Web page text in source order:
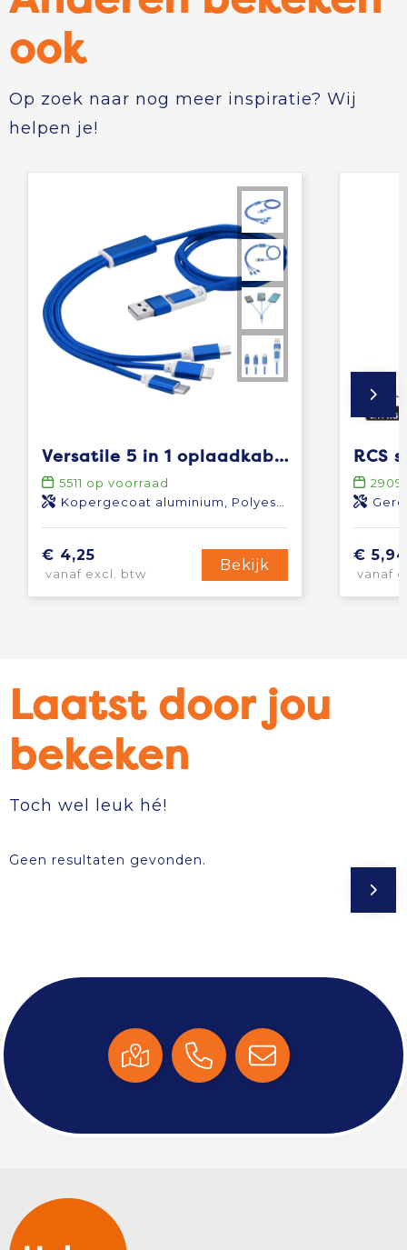
ook
Op zoek naar nog meer inspiratie? Wij
helpen je!
Versatile 5 in 1 oplaadkabel
5511 op voorraad
Kopergecoat aluminium, Polyester
€ 4,25
vanaf excl. btw
Bekijk
2909
€ 5,94
vanaf
Laatst door jou
bekeken
Toch wel leuk hé!
Geen resultaten gevonden.